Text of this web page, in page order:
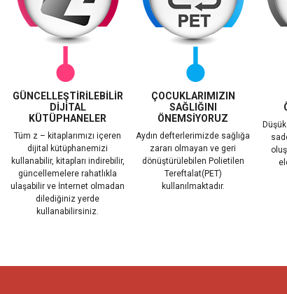
GÜNCELLEŞTİRİLEBİLİR
DİJİTAL
KÜTÜPHANELER
Tüm z – kitaplarımızı içeren
dijital kütüphanemizi
kullanabilir, kitapları indirebilir,
güncellemelere rahatlıkla
ulaşabilir ve İnternet olmadan
dilediğiniz yerde
kullanabilirsiniz.
ÇOCUKLARIMIZIN
SAĞLIĞINI
ÖNEMSİYORUZ
Aydın defterlerimizde sağlığa
zararı olmayan ve geri
dönüştürülebilen Polietilen
Tereftalat(PET)
kullanılmaktadır.